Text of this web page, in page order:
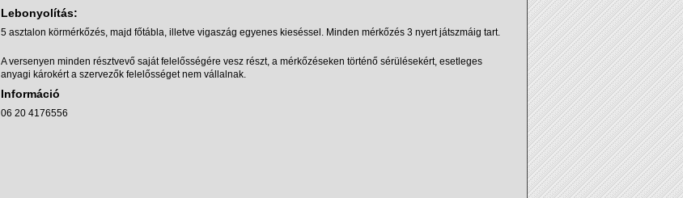
Lebonyolítás:
5 asztalon körmérkőzés, majd főtábla, illetve vigaszág egyenes kieséssel. Minden mérkőzés 3 nyert játszmáig tart.
A versenyen minden résztvevő saját felelősségére vesz részt, a mérkőzéseken történő sérülésekért, esetleges
anyagi károkért a szervezők felelősséget nem vállalnak.
Információ
06 20 4176556